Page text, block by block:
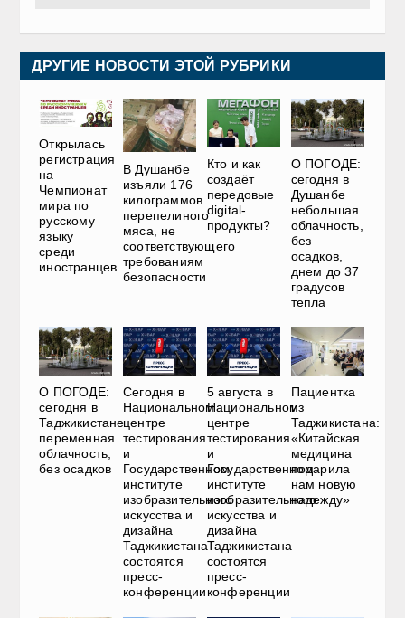
ДРУГИЕ НОВОСТИ ЭТОЙ РУБРИКИ
Открылась
регистрация
на
Чемпионат
мира по
русскому
языку
среди
иностранцев
В Душанбе
изъяли 176
килограммов
перепелиного
мяса, не
соответствующего
требованиям
безопасности
Кто и как
создаёт
передовые
digital-
продукты?
О ПОГОДЕ:
сегодня в
Душанбе
небольшая
облачность,
без
осадков,
днем до 37
градусов
тепла
О ПОГОДЕ:
сегодня в
Таджикистане
переменная
облачность,
без осадков
Сегодня в
Национальном
центре
тестирования
и
Государственном
институте
изобразительного
искусства и
дизайна
Таджикистана
состоятся
пресс-
конференции
5 августа в
Национальном
центре
тестирования
и
Государственном
институте
изобразительного
искусства и
дизайна
Таджикистана
состоятся
пресс-
конференции
Пациентка
из
Таджикистана:
«Китайская
медицина
подарила
нам новую
надежду»